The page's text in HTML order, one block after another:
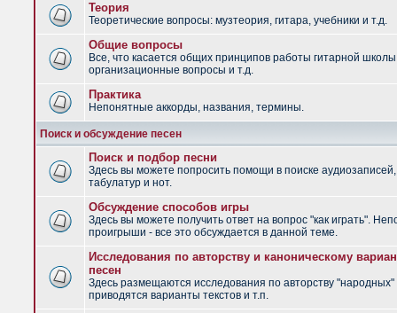
Теория
Теоретические вопросы: музтеория, гитара, учебники и т.д.
Общие вопросы
Все, что касается общих принципов работы гитарной
организационные вопросы и т.д.
Практика
Непонятные аккорды, названия, термины.
Поиск и обсуждение песен
Поиск и подбор песни
Здесь вы можете попросить помощи в поиске аудиозаписей,
табулатур и нот.
Обсуждение способов игры
Здесь вы можете получить ответ на вопрос "как играть".
проигрыши - все это обсуждается в данной теме.
Исследования по авторству и каноническому
песен
Здесь размещаются исследования по авторству "народных"
приводятся варианты текстов и т.п.